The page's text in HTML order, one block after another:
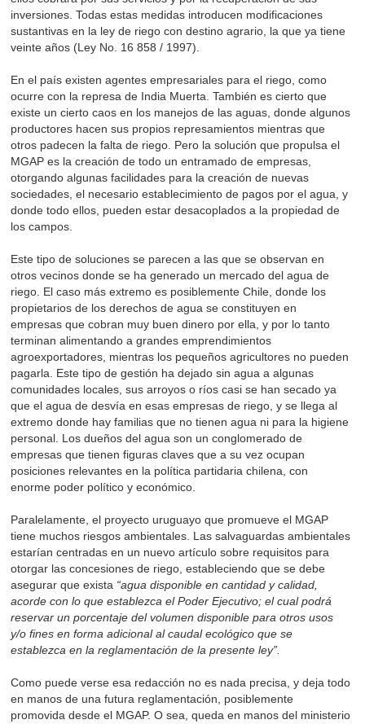
inversiones. Todas estas medidas introducen modificaciones
sustantivas en la ley de riego con destino agrario, la que ya tiene
veinte años (Ley No. 16 858 / 1997).
En el país existen agentes empresariales para el riego, como
ocurre con la represa de India Muerta. También es cierto que
existe un cierto caos en los manejos de las aguas, donde algunos
productores hacen sus propios represamientos mientras que
otros padecen la falta de riego. Pero la solución que propulsa el
MGAP es la creación de todo un entramado de empresas,
otorgando algunas facilidades para la creación de nuevas
sociedades, el necesario establecimiento de pagos por el agua, y
donde todo ellos, pueden estar desacoplados a la propiedad de
los campos.
Este tipo de soluciones se parecen a las que se observan en
otros vecinos donde se ha generado un mercado del agua de
riego. El caso más extremo es posiblemente Chile, donde los
propietarios de los derechos de agua se constituyen en
empresas que cobran muy buen dinero por ella, y por lo tanto
terminan alimentando a grandes emprendimientos
agroexportadores, mientras los pequeños agricultores no pueden
pagarla. Este tipo de gestión ha dejado sin agua a algunas
comunidades locales, sus arroyos o ríos casi se han secado ya
que el agua de desvía en esas empresas de riego, y se llega al
extremo donde hay familias que no tienen agua ni para la higiene
personal. Los dueños del agua son un conglomerado de
empresas que tienen figuras claves que a su vez ocupan
posiciones relevantes en la política partidaria chilena, con
enorme poder político y económico.
Paralelamente, el proyecto uruguayo que promueve el MGAP
tiene muchos riesgos ambientales. Las salvaguardas ambientales
estarían centradas en un nuevo artículo sobre requisitos para
otorgar las concesiones de riego, estableciendo que se debe
asegurar que exista “agua disponible en cantidad y calidad,
acorde con lo que establezca el Poder Ejecutivo; el cual podrá
reservar un porcentaje del volumen disponible para otros usos
y/o fines en forma adicional al caudal ecológico que se
establezca en la reglamentación de la presente ley”.
Como puede verse esa redacción no es nada precisa, y deja todo
en manos de una futura reglamentación, posiblemente
promovida desde el MGAP. O sea, queda en manos del ministerio